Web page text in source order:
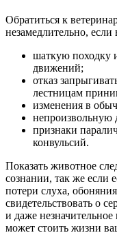
Обратиться к
незамедлительно,
шаткую походку
движений;
отказ
лестницам
изменения в
непроизвольную
признаки
конвульсий.
Показать животное
сознании, так же если
потери слуха,
свидетельствовать о
и даже
может стоить жизни